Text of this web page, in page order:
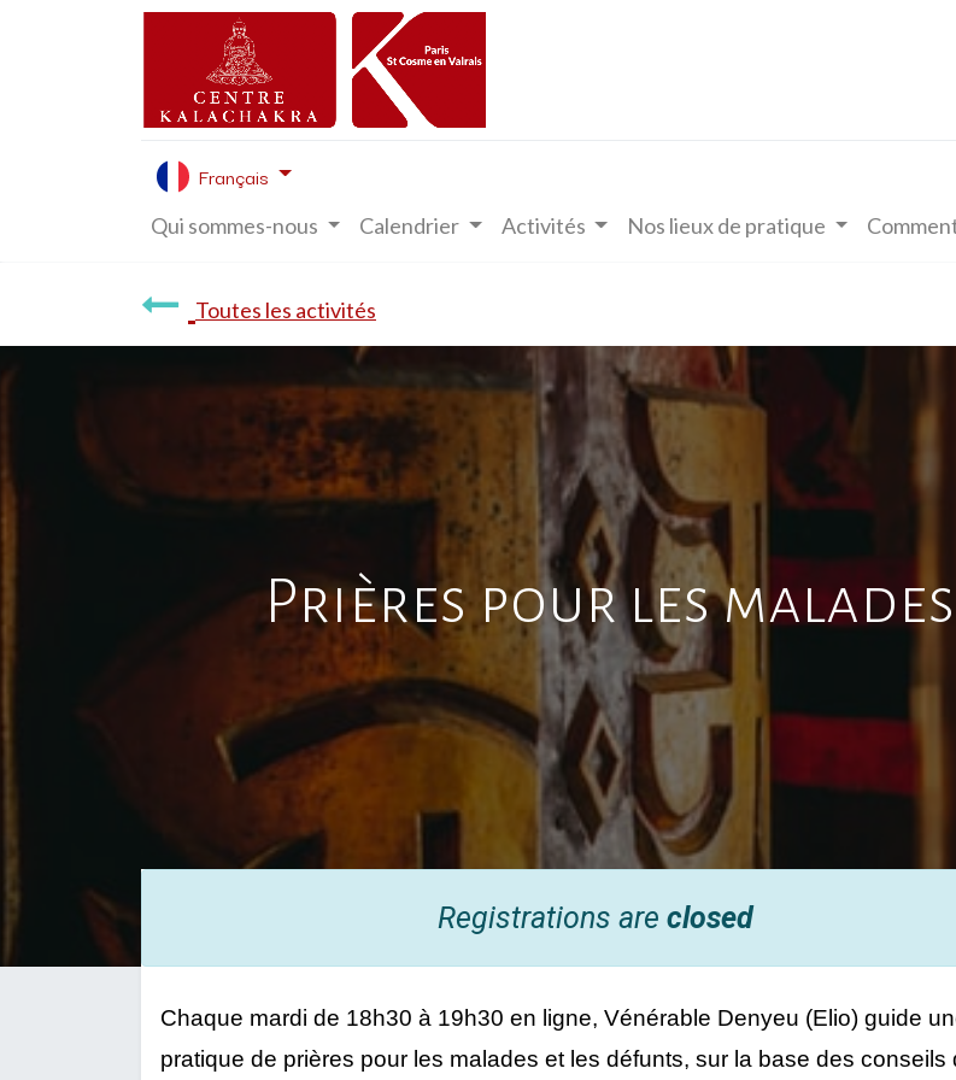
Français
Qui sommes-nous Calendrier Activités Nos lieux de pratique
Toutes les activités
Prières pour les
Registrations are closed
Chaque mardi de 18h30 à 19h30 en ligne, Vénérable Denyeu (Elio) guide
pratique de prières pour les malades et les défunts, sur la base des conseils